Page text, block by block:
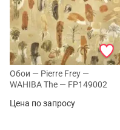
Обои — Pierre Frey —
WAHIBA The — FP149002
Цена по запросу